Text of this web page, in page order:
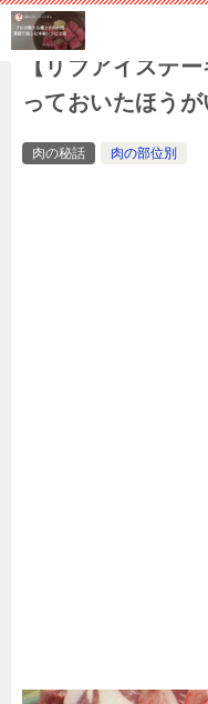
【リブアイステ
っておいたほう
肉の秘話 肉の部位別